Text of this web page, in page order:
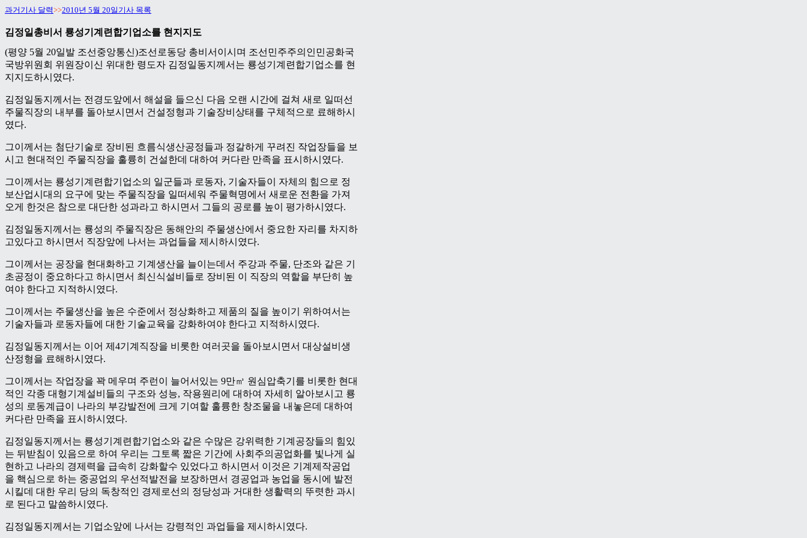
과거기사 달력>>2010년 5월 20일기사 목록
김정일총비서 룡성기계련합기업소를 현지지도
(평양 5월 20일발 조선중앙통신)조선로동당 총비서이시며 조선민주주의인민공화국
국방위원회 위원장이신 위대한 령도자 김정일동지께서는 룡성기계련합기업소를 현
지지도하시였다.
김정일동지께서는 전경도앞에서 해설을 들으신 다음 오랜 시간에 걸쳐 새로 일떠선
주물직장의 내부를 돌아보시면서 건설정형과 기술장비상태를 구체적으로 료해하시
였다.
그이께서는 첨단기술로 장비된 흐름식생산공정들과 정갈하게 꾸려진 작업장들을 보
시고 현대적인 주물직장을 훌륭히 건설한데 대하여 커다란 만족을 표시하시였다.
그이께서는 룡성기계련합기업소의 일군들과 로동자, 기술자들이 자체의 힘으로 정
보산업시대의 요구에 맞는 주물직장을 일떠세워 주물혁명에서 새로운 전환을 가져
오게 한것은 참으로 대단한 성과라고 하시면서 그들의 공로를 높이 평가하시였다.
김정일동지께서는 룡성의 주물직장은 동해안의 주물생산에서 중요한 자리를 차지하
고있다고 하시면서 직장앞에 나서는 과업들을 제시하시였다.
그이께서는 공장을 현대화하고 기계생산을 늘이는데서 주강과 주물, 단조와 같은 기
초공정이 중요하다고 하시면서 최신식설비들로 장비된 이 직장의 역할을 부단히 높
여야 한다고 지적하시였다.
그이께서는 주물생산을 높은 수준에서 정상화하고 제품의 질을 높이기 위하여서는
기술자들과 로동자들에 대한 기술교육을 강화하여야 한다고 지적하시였다.
김정일동지께서는 이어 제4기계직장을 비롯한 여러곳을 돌아보시면서 대상설비생
산정형을 료해하시였다.
그이께서는 작업장을 꽉 메우며 주런이 늘어서있는 9만㎥ 원심압축기를 비롯한 현대
적인 각종 대형기계설비들의 구조와 성능, 작용원리에 대하여 자세히 알아보시고 룡
성의 로동계급이 나라의 부강발전에 크게 기여할 훌륭한 창조물을 내놓은데 대하여
커다란 만족을 표시하시였다.
김정일동지께서는 룡성기계련합기업소와 같은 수많은 강위력한 기계공장들의 힘있
는 뒤받침이 있음으로 하여 우리는 그토록 짧은 기간에 사회주의공업화를 빛나게 실
현하고 나라의 경제력을 급속히 강화할수 있었다고 하시면서 이것은 기계제작공업
을 핵심으로 하는 중공업의 우선적발전을 보장하면서 경공업과 농업을 동시에 발전
시킬데 대한 우리 당의 독창적인 경제로선의 정당성과 거대한 생활력의 뚜렷한 과시
로 된다고 말씀하시였다.
김정일동지께서는 기업소앞에 나서는 강령적인 과업들을 제시하시였다.